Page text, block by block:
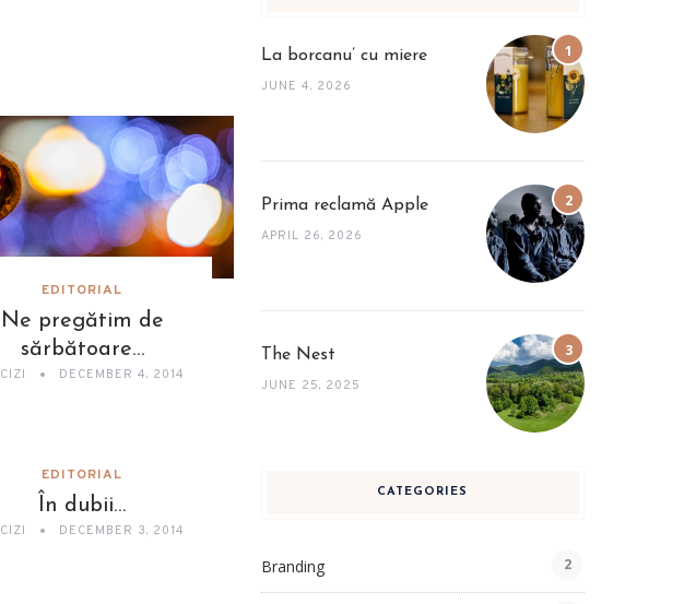
EDITORIAL
Ne pregătim de
sărbătoare…
CIZI DECEMBER 4, 2014
EDITORIAL
În dubii…
CIZI DECEMBER 3, 2014
La borcanu’ cu miere
JUNE 4, 2026
Prima reclamă Apple
APRIL 26, 2026
The Nest
JUNE 25, 2025
CATEGORIES
Branding 2